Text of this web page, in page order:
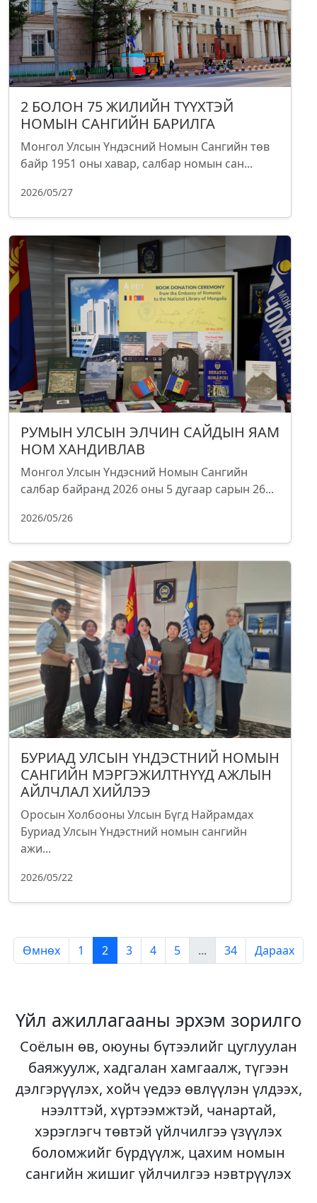
2 БОЛОН 75 ЖИЛИЙН ТҮҮХТЭЙ
НОМЫН САНГИЙН БАРИЛГА
Монгол Улсын Үндэсний Номын Сангийн төв
байр 1951 оны хавар, салбар номын сан...
2026/05/27
РУМЫН УЛСЫН ЭЛЧИН САЙДЫН ЯАМ
НОМ ХАНДИВЛАВ
Монгол Улсын Үндэсний Номын Сангийн
салбар байранд 2026 оны 5 дугаар сарын 26...
2026/05/26
БУРИАД УЛСЫН ҮНДЭСТНИЙ НОМЫН
САНГИЙН МЭРГЭЖИЛТНҮҮД АЖЛЫН
АЙЛЧЛАЛ ХИЙЛЭЭ
Оросын Холбооны Улсын Бүгд Найрамдах
Буриад Улсын Үндэстний номын сангийн
ажи...
2026/05/22
Өмнөх 1 2 3 4 5 ... 34 Дараах
Үйл ажиллагааны эрхэм зорилго
Соёлын өв, оюуны бүтээлийг цуглуулан
баяжуулж, хадгалан хамгаалж, түгээн
дэлгэрүүлэх, хойч үедээ өвлүүлэн үлдээх,
нээлттэй, хүртээмжтэй, чанартай,
хэрэглэгч төвтэй үйлчилгээ үзүүлэх
боломжийг бүрдүүлж, цахим номын
сангийн жишиг үйлчилгээ нэвтрүүлэх